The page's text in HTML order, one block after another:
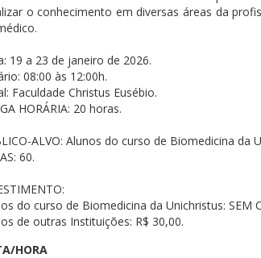
o conhecimento em diversas áreas da
19 a 23 de janeiro de 2026.
08:00 às 12:00h.
Faculdade Christus Eusébio.
HORÁRIA: 20 horas.
ALVO: Alunos do curso de Biomedicina da
60.
do curso de Biomedicina da Unichristus: SEM
de outras Instituições: R$ 30,00.
HORA